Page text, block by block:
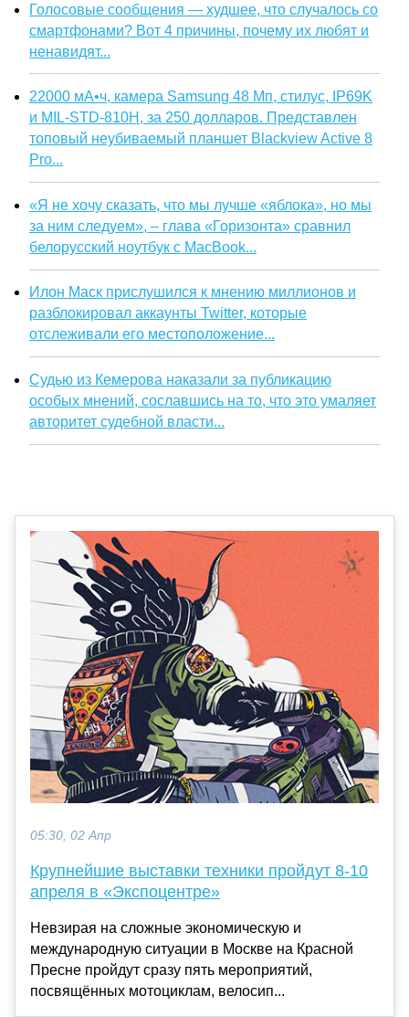
Голосовые сообщения — худшее, что случалось со
смартфонами? Вот 4 причины, почему их любят и
ненавидят...
22000 мА•ч, камера Samsung 48 Мп, стилус, IP69K
и MIL-STD-810H, за 250 долларов. Представлен
топовый неубиваемый планшет Blackview Active 8
Pro...
«Я не хочу сказать, что мы лучше «яблока», но мы
за ним следуем», – глава «Горизонта» сравнил
белорусский ноутбук с MacBook...
Илон Маск прислушился к мнению миллионов и
разблокировал аккаунты Twitter, которые
отслеживали его местоположение...
Судью из Кемерова наказали за публикацию
особых мнений, сославшись на то, что это умаляет
авторитет судебной власти...
05:30, 02 Апр
Крупнейшие выставки техники пройдут 8-10
апреля в «Экспоцентре»
Невзирая на сложные экономическую и
международную ситуации в Москве на Красной
Пресне пройдут сразу пять мероприятий,
посвящённых мотоциклам, велосип...